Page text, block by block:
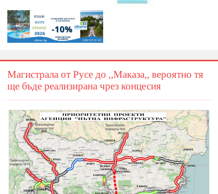
Магистрала от Русе до ,,Маказа,, вероятно тя
ще бъде реализирана чрез концесия